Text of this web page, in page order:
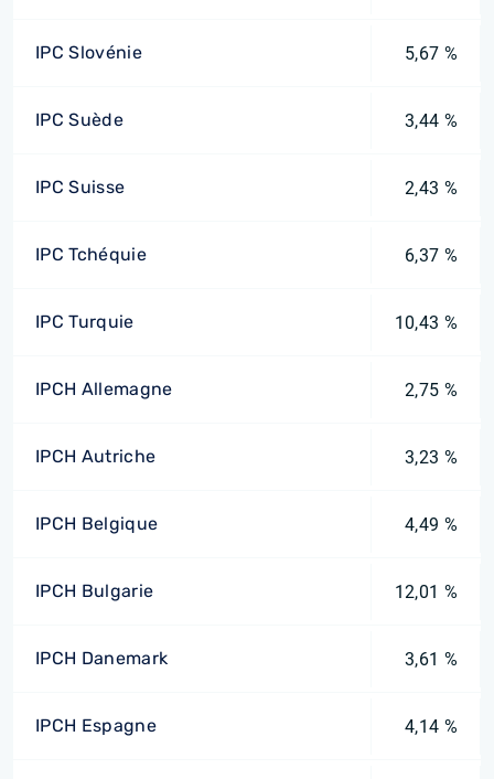
IPC Slovénie 5,67 %
IPC Suède 3,44 %
IPC Suisse 2,43 %
IPC Tchéquie 6,37 %
IPC Turquie 10,43 %
IPCH Allemagne 2,75 %
IPCH Autriche 3,23 %
IPCH Belgique 4,49 %
IPCH Bulgarie 12,01 %
IPCH Danemark 3,61 %
IPCH Espagne 4,14 %